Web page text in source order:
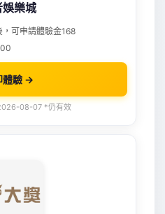
娛樂城
可申請體驗金168
體驗 →
08-07 *仍有效